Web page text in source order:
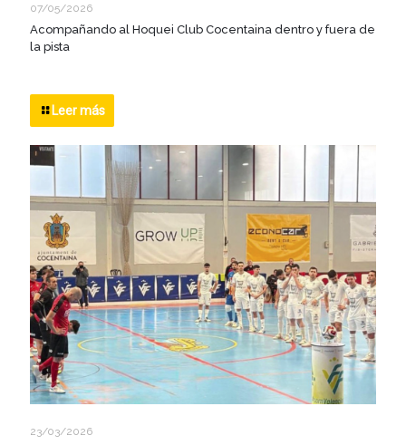
07/05/2026
Acompañando al Hoquei Club Cocentaina dentro y fuera de
la pista
Leer más
23/03/2026